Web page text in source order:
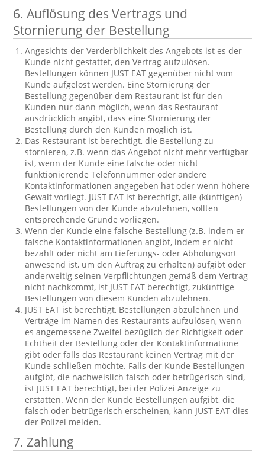
6.Auflösung des Vertrags und
Stornierung der Bestellung
Angesichts der Verderblichkeit des Angebots ist es der
Kunde nicht gestattet, den Vertrag aufzulösen.
Bestellungen können JUST EAT gegenüber nicht vom
Kunde aufgelöst werden. Eine Stornierung der
Bestellung gegenüber dem Restaurant ist für den
Kunden nur dann möglich, wenn das Restaurant
ausdrücklich angibt, dass eine Stornierung der
Bestellung durch den Kunden möglich ist.
Das Restaurant ist berechtigt, die Bestellung zu
stornieren, z.B. wenn das Angebot nicht mehr verfügbar
ist, wenn der Kunde eine falsche oder nicht
funktionierende Telefonnummer oder andere
Kontaktinformationen angegeben hat oder wenn höhere
Gewalt vorliegt. JUST EAT ist berechtigt, alle (künftigen)
Bestellungen von der Kunde abzulehnen, sollten
entsprechende Gründe vorliegen.
Wenn der Kunde eine falsche Bestellung (z.B. indem er
falsche Kontaktinformationen angibt, indem er nicht
bezahlt oder nicht am Lieferungs- oder Abholungsort
anwesend ist, um den Auftrag zu erhalten) aufgibt oder
anderweitig seinen Verpflichtungen gemäß dem Vertrag
nicht nachkommt, ist JUST EAT berechtigt, zukünftige
Bestellungen von diesem Kunden abzulehnen.
JUST EAT ist berechtigt, Bestellungen abzulehnen und
Verträge im Namen des Restaurants aufzulösen, wenn
es angemessene Zweifel bezüglich der Richtigkeit oder
Echtheit der Bestellung oder der Kontaktinformatione
gibt oder falls das Restaurant keinen Vertrag mit der
Kunde schließen möchte. Falls der Kunde Bestellungen
aufgibt, die nachweislich falsch oder betrügerisch sind,
ist JUST EAT berechtigt, bei der Polizei Anzeige zu
erstatten. Wenn der Kunde Bestellungen aufgibt, die
falsch oder betrügerisch erscheinen, kann JUST EAT dies
der Polizei melden.
7.Zahlung